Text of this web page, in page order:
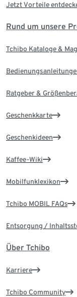
Jetzt Vorteile
Rund um unsere
Tchibo Kataloge &
Ratgeber &
Geschenkkarte
Geschenkideen
Kaffee-Wiki
Mobilfunklexikon
Tchibo MOBIL FAQs
Entsorgung /
Über Tchibo
Karriere
Tchibo Community